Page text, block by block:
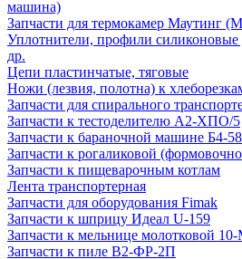
машина)
Запчасти для термокамер Маутинг
Уплотнители, профили силиконовые
др.
Цепи пластинчатые, тяговые
Ножи (лезвия, полотна) к
Запчасти для спирального
Запчасти к тестоделителю А2-ХПО/5
Запчасти к бараночной машине Б4-58
Запчасти к рогаликовой
Запчасти к пищеварочным котлам
Лента транспортерная
Запчасти для оборудования Fimak
Запчасти к шприцу Идеал U-159
Запчасти к мельнице молотковой
Запчасти к пиле В2-ФР-2П